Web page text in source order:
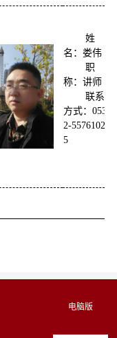
姓
名：娄伟
职
称：讲师
联系
方式：053
2-5576102
5
电脑版